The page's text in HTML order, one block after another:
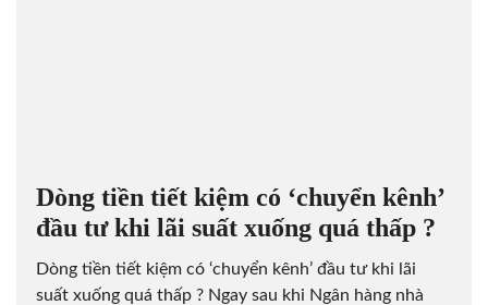
Dòng tiền tiết kiệm có ‘chuyển kênh’
đầu tư khi lãi suất xuống quá thấp ?
Dòng tiền tiết kiệm có ‘chuyển kênh’ đầu tư khi lãi
suất xuống quá thấp ? Ngay sau khi Ngân hàng nhà